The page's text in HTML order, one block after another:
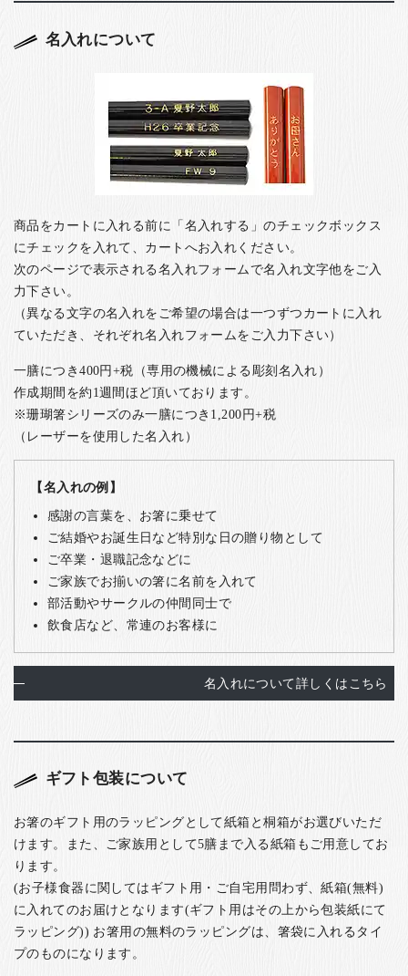
名入れについて
商品をカートに入れる前に「名入れする」のチェックボックス
にチェックを入れて、カートへお入れください。
次のページで表示される名入れフォームで名入れ文字他をご入
力下さい。
（異なる文字の名入れをご希望の場合は一つずつカートに入れ
ていただき、それぞれ名入れフォームをご入力下さい）
一膳につき400円+税（専用の機械による彫刻名入れ）
作成期間を約1週間ほど頂いております。
※珊瑚箸シリーズのみ一膳につき1,200円+税
（レーザーを使用した名入れ）
【名入れの例】
感謝の言葉を、お箸に乗せて
ご結婚やお誕生日など特別な日の贈り物として
ご卒業・退職記念などに
ご家族でお揃いの箸に名前を入れて
部活動やサークルの仲間同士で
飲食店など、常連のお客様に
名入れについて詳しくはこちら
ギフト包装について
お箸のギフト用のラッピングとして紙箱と桐箱がお選びいただ
けます。また、ご家族用として5膳まで入る紙箱もご用意してお
ります。
(お子様食器に関してはギフト用・ご自宅用問わず、紙箱(無料)
に入れてのお届けとなります(ギフト用はその上から包装紙にて
ラッピング)) お箸用の無料のラッピングは、箸袋に入れるタイ
プのものになります。